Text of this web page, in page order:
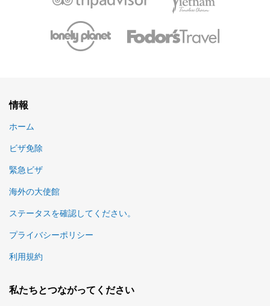
情報
ホーム
ビザ免除
緊急ビザ
海外の大使館
ステータスを確認してください。
プライバシーポリシー
利用規約
私たちとつながってください